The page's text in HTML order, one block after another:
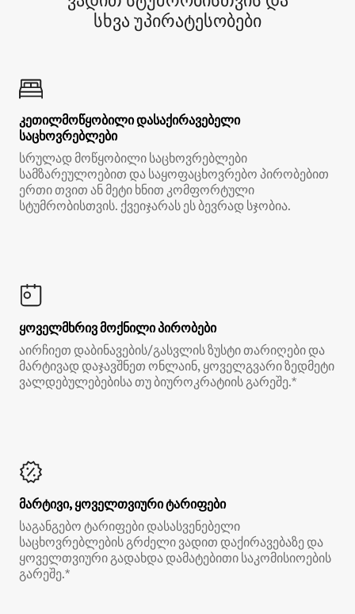
სხვა უპირატესობები
კეთილმოწყობილი დასაქირავებელი
საცხოვრებლები
სრულად მოწყობილი საცხოვრებლები
სამზარეულოებით და საყოფაცხოვრებო პირობებით
ერთი თვით ან მეტი ხნით კომფორტული
სტუმრობისთვის. ქვეიჯარას ეს ბევრად სჯობია.
ყოველმხრივ მოქნილი პირობები
აირჩიეთ დაბინავების/გასვლის ზუსტი თარიღები და
მარტივად დაჯავშნეთ ონლაინ, ყოველგვარი ზედმეტი
ვალდებულებებისა თუ ბიუროკრატიის გარეშე.*
მარტივი, ყოველთვიური ტარიფები
საგანგებო ტარიფები დასასვენებელი
საცხოვრებლების გრძელი ვადით დაქირავებაზე და
ყოველთვიური გადახდა დამატებითი საკომისიოების
გარეშე.*